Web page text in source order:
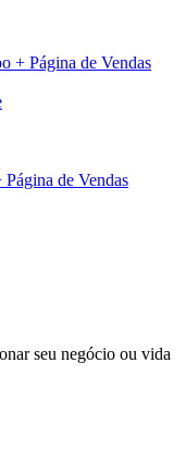
+ Página de Vendas
de Vendas
seu negócio ou vida